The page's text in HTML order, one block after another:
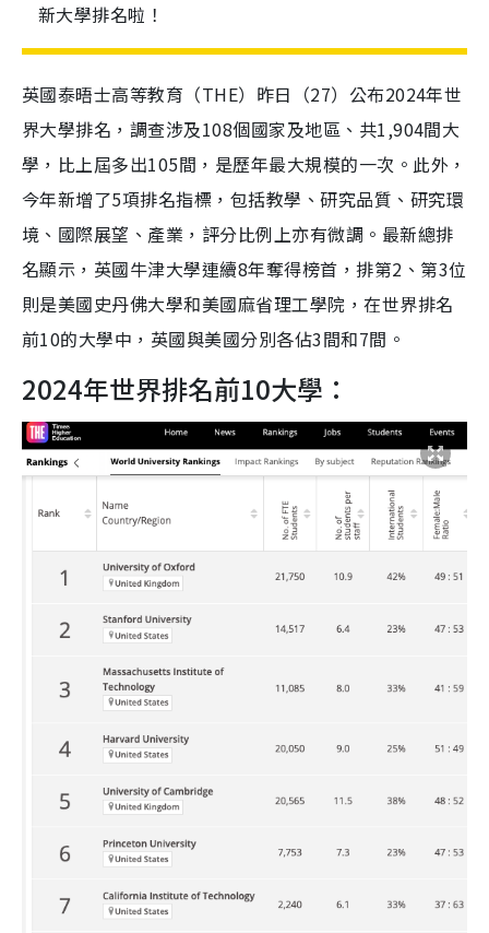
新大學排名啦！
英國泰晤士高等教育（THE）昨日（27）公布2024年世
界大學排名，調查涉及108個國家及地區、共1,904間大
學，比上屆多出105間，是歷年最大規模的一次。此外，
今年新增了5項排名指標，包括教學、研究品質、研究環
境、國際展望、產業，評分比例上亦有微調。最新總排
名顯示，英國牛津大學連續8年奪得榜首，排第2、第3位
則是美國史丹佛大學和美國麻省理工學院，在世界排名
前10的大學中，英國與美國分別各佔3間和7間。
2024年世界排名前10大學：